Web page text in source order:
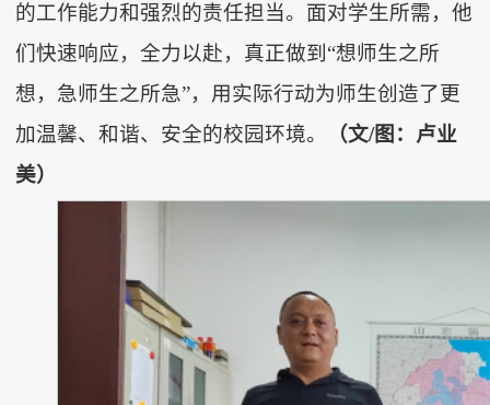
的工作能力和强烈的责任担当。面对学生所需，他
们快速响应，全力以赴，真正做到“想师生之所
想，急师生之所急”，用实际行动为师生创造了更
加温馨、和谐、安全的校园环境。
（文/图：卢业
美）